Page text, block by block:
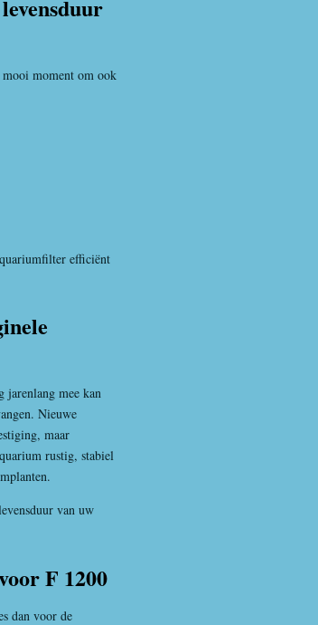
mooi moment om ook
efficiënt
jarenlang mee kan
Nieuwe
maar
rustig, stabiel
van uw
F 1200
dan voor de